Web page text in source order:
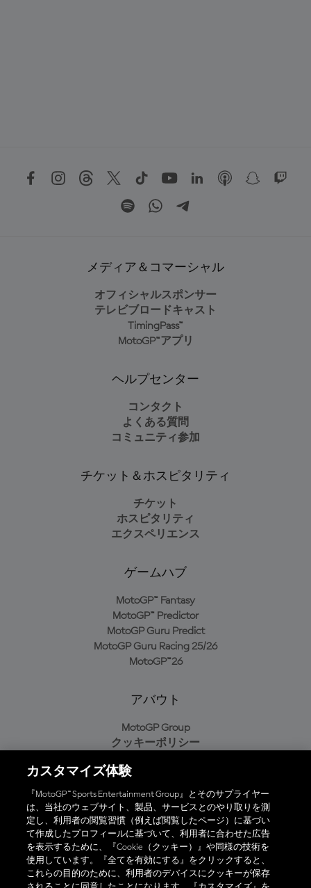
メディア＆コマーシャル
オフィシャルスポンサー
テレビブロードキャスト
TimingPass™
MotoGP™アプリ
ヘルプセンター
コンタクト
よくある質問
コミュニティ参加
チケット＆ホスピタリティ
チケット
ホスピタリティ
エクスペリエンス
ゲームハブ
MotoGP™ Fantasy
MotoGP™ Predictor
MotoGP Guru Predict
MotoGP Guru Racing 25/26
MotoGP™26
アバウト
MotoGP Group
クッキーポリシー
プライバシーポリシー
購入ポリシー
オフィシャルアプリ
カスタマイズ体験
『MotoGP™ Sports Entertainment Group』とそのサプライヤー
は、当社のウェブサイト、製品、サービスとのやり取りを測
定し、利用者の閲覧習慣（例えば閲覧したページ）に基づい
て作成したプロフィールに基づいて、利用者に合わせた広告
を表示するために、『Cookie（クッキー）』や同様の技術を
使用しています。『全てを有効にする』をクリックすると、
これらの目的のために、利用者のデバイスにクッキーが保存